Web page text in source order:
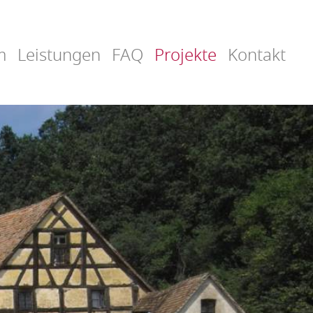
Leistungen FAQ Projekte (aktiv)
Kontakt